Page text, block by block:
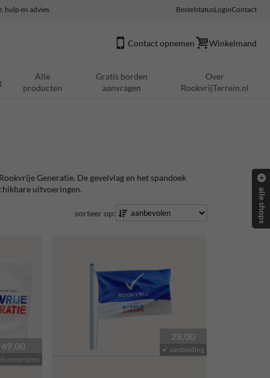
hulp en advies BestelstatusLoginContact
Contact opnemen Winkelmand
Alle
producten
Gratis borden
aanvragen
Over
RookvrijTerrein.nl
Generatie. De gevelvlag en het spandoek
uitvoeringen.
sorteer op:
49,00
28,00
✔ aanbieding
alle shops